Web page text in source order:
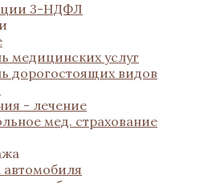
3-НДФЛ
медицинских услуг
дорогостоящих видов
- лечение
мед. страхование
автомобиля